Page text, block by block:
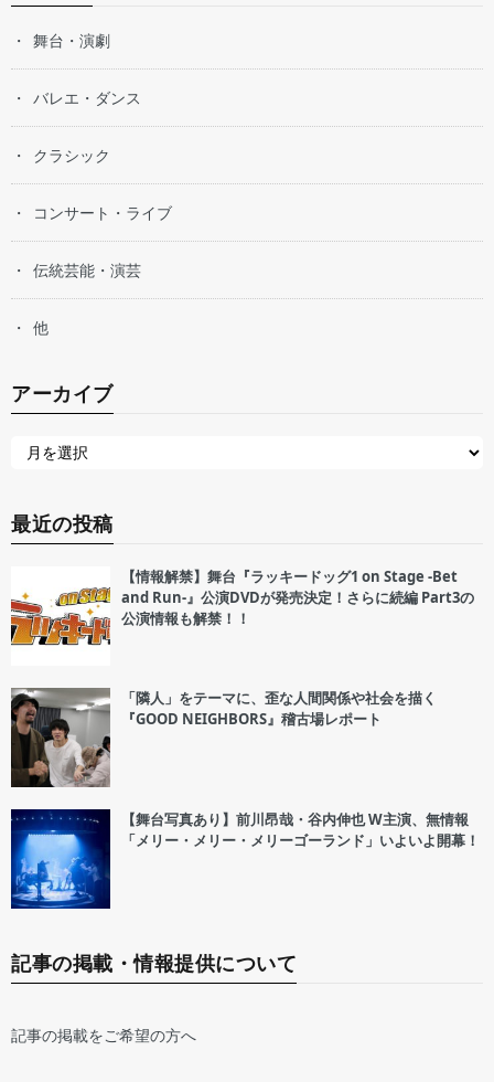
舞台・演劇
バレエ・ダンス
クラシック
コンサート・ライブ
伝統芸能・演芸
他
アーカイブ
最近の投稿
【情報解禁】舞台『ラッキードッグ1 on Stage -Bet
and Run-』公演DVDが発売決定！さらに続編 Part3の
公演情報も解禁！！
「隣人」をテーマに、歪な人間関係や社会を描く
『GOOD NEIGHBORS』稽古場レポート
【舞台写真あり】前川昂哉・谷内伸也 W主演、無情報
「メリー・メリー・メリーゴーランド」いよいよ開幕！
記事の掲載・情報提供について
記事の掲載をご希望の方へ